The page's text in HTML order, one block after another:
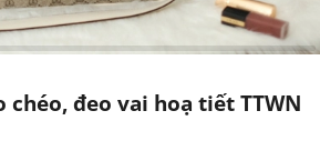
chéo, đeo vai hoạ tiết TTWN